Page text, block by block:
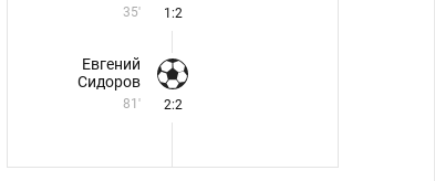
35' 1:2
Евгений
Сидоров
81' 2:2